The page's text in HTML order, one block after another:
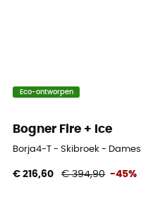
Eco-ontworpen
Bogner Fire + Ice
Borja4-T - Skibroek - Dames
€ 216,60 € 394,90 -45%